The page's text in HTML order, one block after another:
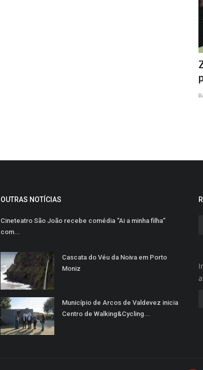
OUTRAS NOTÍCIAS
Cineteatro São João recebe comédia “Ai a minha filha”
com...
Cascata do Véu da Noiva em Porto
Moniz
Município de Arcos de Valdevez inicia
Centro de Walking&Cycling...